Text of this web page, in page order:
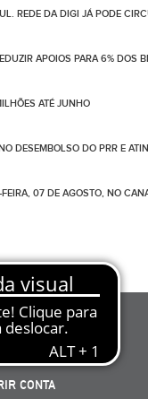
REDE DA DIGI JÁ PODE
APOIOS PARA 6% DOS
ATÉ JUNHO
DESEMBOLSO DO PRR E
07 DE AGOSTO, NO
CONTA